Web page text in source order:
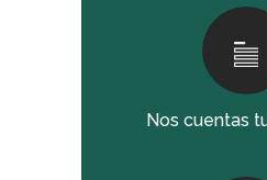
Nos cuentas